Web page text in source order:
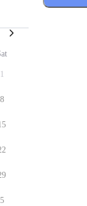
1
8
5